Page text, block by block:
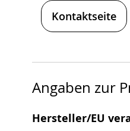
Kontaktseite
Angaben zur
Hersteller/EU